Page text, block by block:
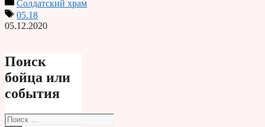
PrintСолдатский храм
05.18
05.12.2020
Поиск
бойца или
события
Поиск: